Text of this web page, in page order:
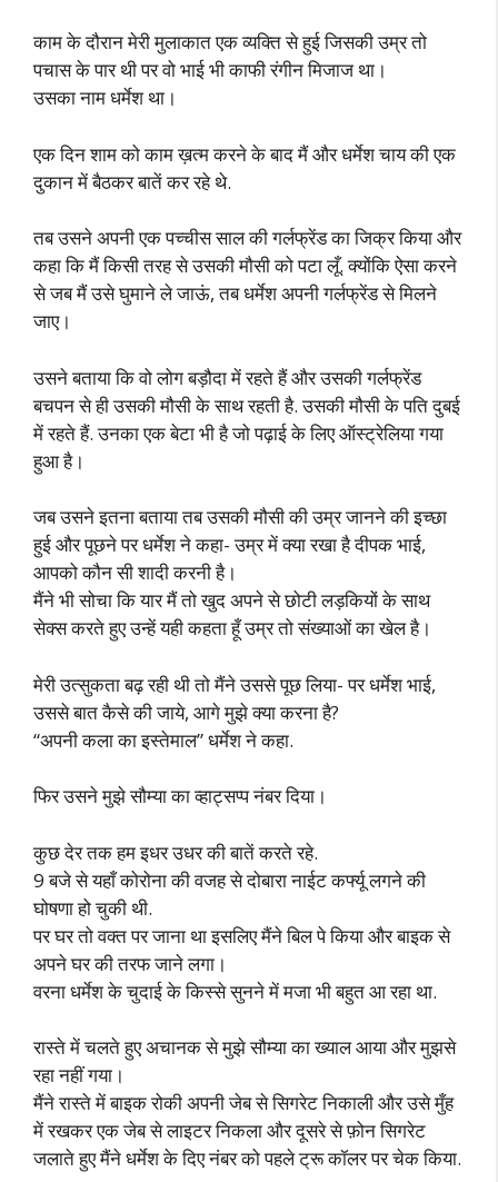
काम के दौरान मेरी मुलाकात एक व्यक्ति से हुई जिसकी उम्र तो
पचास के पार थी पर वो भाई भी काफी रंगीन मिजाज था।
उसका नाम धर्मेश था।
एक दिन शाम को काम ख़त्म करने के बाद मैं और धर्मेश चाय की एक
दुकान में बैठकर बातें कर रहे थे.
तब उसने अपनी एक पच्चीस साल की गर्लफ्रेंड का जिक्र किया और
कहा कि मैं किसी तरह से उसकी मौसी को पटा लूँ. क्योंकि ऐसा करने
से जब मैं उसे घुमाने ले जाऊं, तब धर्मेश अपनी गर्लफ्रेंड से मिलने
जाए।
उसने बताया कि वो लोग बड़ौदा में रहते हैं और उसकी गर्लफ्रेंड
बचपन से ही उसकी मौसी के साथ रहती है. उसकी मौसी के पति दुबई
में रहते हैं. उनका एक बेटा भी है जो पढ़ाई के लिए ऑस्ट्रेलिया गया
हुआ है।
जब उसने इतना बताया तब उसकी मौसी की उम्र जानने की इच्छा
हुई और पूछने पर धर्मेश ने कहा- उम्र में क्या रखा है दीपक भाई,
आपको कौन सी शादी करनी है।
मैंने भी सोचा कि यार मैं तो खुद अपने से छोटी लड़कियों के साथ
सेक्स करते हुए उन्हें यही कहता हूँ उम्र तो संख्याओं का खेल है।
मेरी उत्सुकता बढ़ रही थी तो मैंने उससे पूछ लिया- पर धर्मेश भाई,
उससे बात कैसे की जाये, आगे मुझे क्या करना है?
“अपनी कला का इस्तेमाल” धर्मेश ने कहा.
फिर उसने मुझे सौम्या का व्हाट्सप्प नंबर दिया।
कुछ देर तक हम इधर उधर की बातें करते रहे.
9 बजे से यहाँ कोरोना की वजह से दोबारा नाईट कर्फ्यू लगने की
घोषणा हो चुकी थी.
पर घर तो वक्त पर जाना था इसलिए मैंने बिल पे किया और बाइक से
अपने घर की तरफ जाने लगा।
वरना धर्मेश के चुदाई के किस्से सुनने में मजा भी बहुत आ रहा था.
रास्ते में चलते हुए अचानक से मुझे सौम्या का ख्याल आया और मुझसे
रहा नहीं गया।
मैंने रास्ते में बाइक रोकी अपनी जेब से सिगरेट निकाली और उसे मुँह
में रखकर एक जेब से लाइटर निकला और दूसरे से फ़ोन सिगरेट
जलाते हुए मैंने धर्मेश के दिए नंबर को पहले ट्रू कॉलर पर चेक किया.